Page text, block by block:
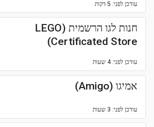
עודכן לפני: 5 דקות
חנות לגו הרשמית (LEGO
Certificated Store)
עודכן לפני: 4 שעות
אמיגו (Amigo)
עודכן לפני: 3 שעות